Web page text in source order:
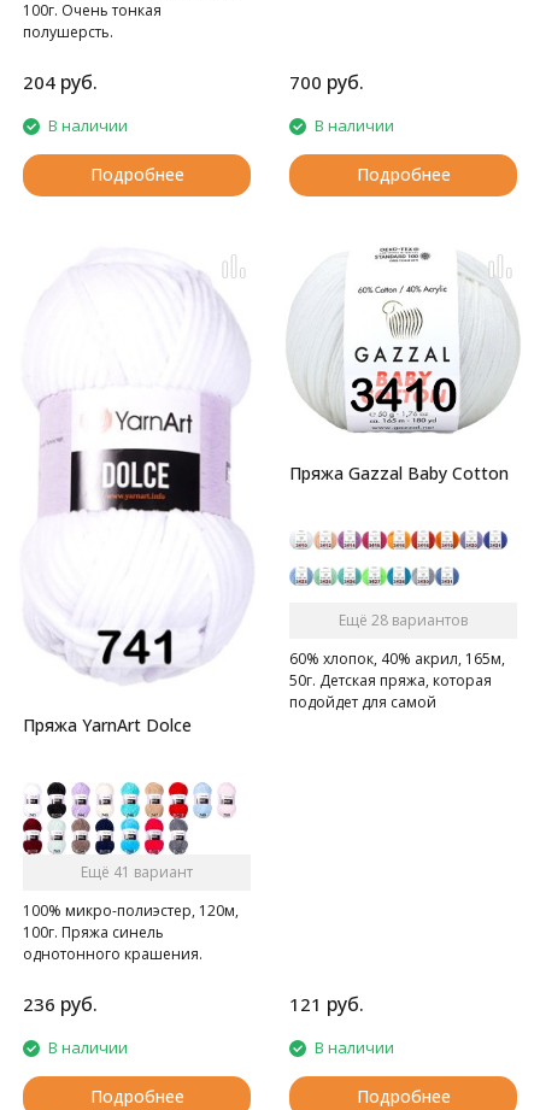
100г. Очень тонкая
полушерсть.
204 руб.
В наличии
Подробнее
700 руб.
В наличии
Подробнее
Пряжа YarnArt Dolce
Ещё 41 вариант
100% микро-полиэстер, 120м,
100г. Пряжа синель
однотонного крашения.
236 руб.
В наличии
Подробнее
Пряжа Gazzal Baby Cotton
Ещё 28 вариантов
60% хлопок, 40% акрил, 165м,
50г. Детская пряжа, которая
подойдет для самой
121 руб.
В наличии
Подробнее